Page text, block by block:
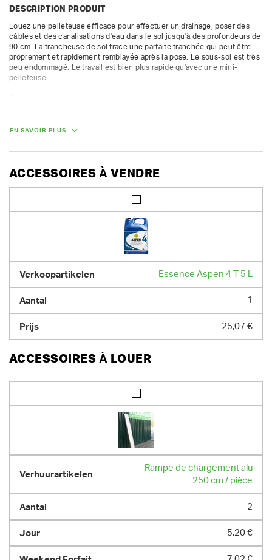
DESCRIPTION PRODUIT
Louez une pelleteuse efficace pour effectuer un drainage, poser des
câbles et des canalisations d'eau dans le sol jusqu'à des profondeurs de
90 cm. La trancheuse de sol trace une parfaite tranchée qui peut être
proprement et rapidement remblayée après la pose. Le sous-sol est très
peu endommagé. Le travail est bien plus rapide qu'avec une mini-
pelleteuse.
Vitesse de travail selon la composition du sol et la profondeur de la
Profondeur de tranchée max. : 90 cm
Moteur à essence 16 ch
726.00 kg
EN SAVOIR PLUS
ACCESSOIRES À VENDRE
Essence Aspen 4 T 5 L
1
25,07 €
ACCESSOIRES À LOUER
Rampe de chargement alu
250 cm / pièce
2
5,20 €